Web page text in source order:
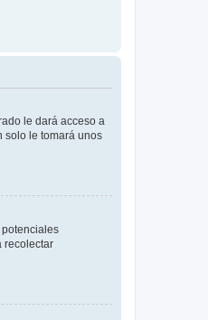
le dará acceso a
solo le tomará unos
potenciales
recolectar